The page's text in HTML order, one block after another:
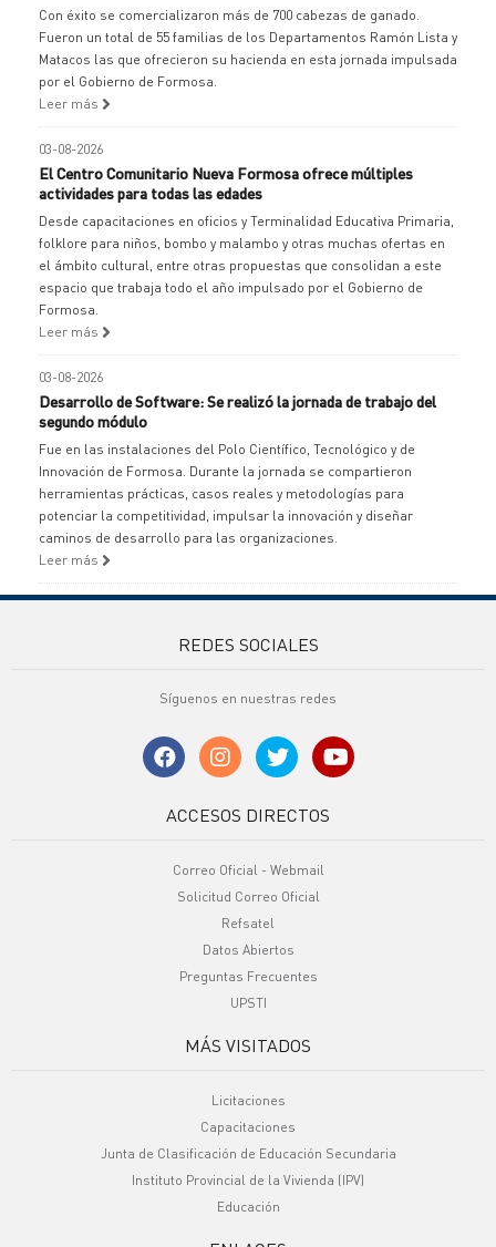
Con éxito se comercializaron más de 700 cabezas de ganado.
Fueron un total de 55 familias de los Departamentos Ramón Lista y
Matacos las que ofrecieron su hacienda en esta jornada impulsada
por el Gobierno de Formosa.
Leer más
03-08-2026
El Centro Comunitario Nueva Formosa ofrece múltiples
actividades para todas las edades
Desde capacitaciones en oficios y Terminalidad Educativa Primaria,
folklore para niños, bombo y malambo y otras muchas ofertas en
el ámbito cultural, entre otras propuestas que consolidan a este
espacio que trabaja todo el año impulsado por el Gobierno de
Formosa.
Leer más
03-08-2026
Desarrollo de Software: Se realizó la jornada de trabajo del
segundo módulo
Fue en las instalaciones del Polo Científico, Tecnológico y de
Innovación de Formosa. Durante la jornada se compartieron
herramientas prácticas, casos reales y metodologías para
potenciar la competitividad, impulsar la innovación y diseñar
caminos de desarrollo para las organizaciones.
Leer más
REDES SOCIALES
Síguenos en nuestras redes
ACCESOS DIRECTOS
Correo Oficial - Webmail
Solicitud Correo Oficial
Refsatel
Datos Abiertos
Preguntas Frecuentes
UPSTI
MÁS VISITADOS
Licitaciones
Capacitaciones
Junta de Clasificación de Educación Secundaria
Instituto Provincial de la Vivienda (IPV)
Educación